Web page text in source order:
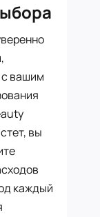
вашим
вы
каждый